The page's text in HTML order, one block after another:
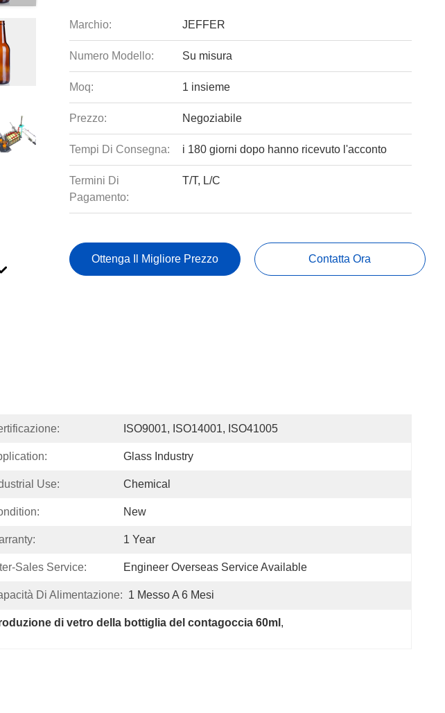
Marchio: JEFFER
Numero Modello: Su misura
Moq: 1 insieme
Prezzo: Negoziabile
Tempi Di Consegna: i 180 giorni dopo hanno ricevuto l'acconto
Termini Di
Pagamento:
T/T, L/C
Ottenga Il Migliore Prezzo Contatta Ora
ISO9001, ISO14001, ISO41005
Glass Industry
Use: Chemical
New
1 Year
Sales Service: Engineer Overseas Service Available
Di Alimentazione: 1 Messo A 6 Mesi
di vetro della bottiglia del contagoccia 60ml ,